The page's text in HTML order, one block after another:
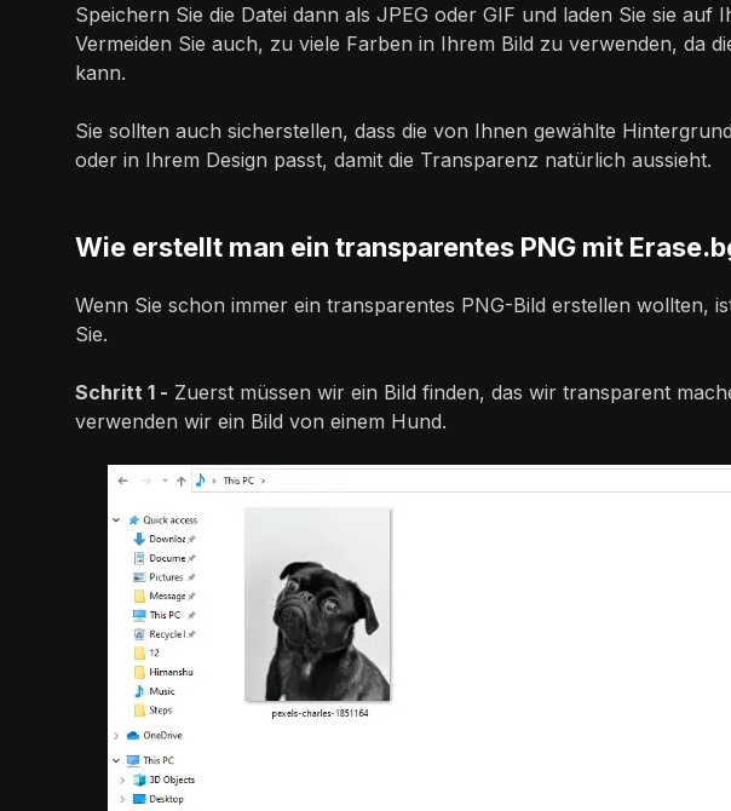
Speichern Sie die Datei dann als JPEG oder GIF und laden Sie sie auf
Vermeiden Sie auch, zu viele Farben in Ihrem Bild zu verwenden, da
kann.
Sie sollten auch sicherstellen, dass die von Ihnen gewählte
oder in Ihrem Design passt, damit die Transparenz natürlich aussieht.
Wie erstellt man ein transparentes PNG mit
Wenn Sie schon immer ein transparentes PNG-Bild erstellen wollten,
Sie.
Schritt 1 - Zuerst müssen wir ein Bild finden, das wir transparent
verwenden wir ein Bild von einem Hund.